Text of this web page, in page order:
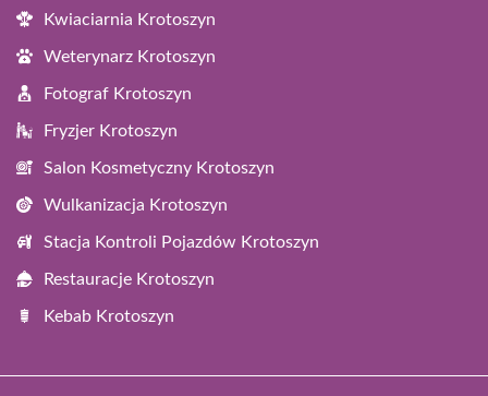
Kwiaciarnia Krotoszyn
Weterynarz Krotoszyn
Fotograf Krotoszyn
Fryzjer Krotoszyn
Salon Kosmetyczny Krotoszyn
Wulkanizacja Krotoszyn
Stacja Kontroli Pojazdów Krotoszyn
Restauracje Krotoszyn
Kebab Krotoszyn